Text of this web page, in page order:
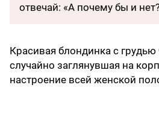
отвечай: «А почему бы и
Красивая блондинка с грудью
случайно заглянувшая на
настроение всей женской